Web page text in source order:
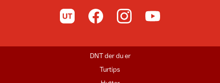
Til UT.no Til DNT på Facebook
Til DNT på Instagram
Til DNT på YouTube
DNT der du er
Turtips